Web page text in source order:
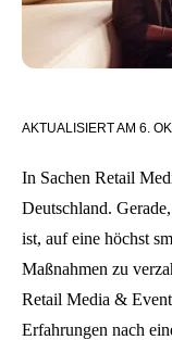
AKTUALISIERT AM 6.
In Sachen Retail
Deutschland.
ist, auf eine höchst
Maßnahmen zu
Retail Media &
Erfahrungen nach